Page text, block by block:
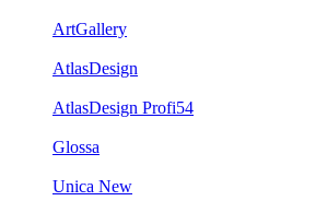
ArtGallery
AtlasDesign
AtlasDesign Profi54
Glossa
Unica New